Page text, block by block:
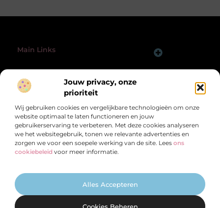
Jouw privacy, onze
prioriteit
Wij gebruiken cookies en vergelijkbare technologieën om onze
website optimaal te laten functioneren en jouw
gebruikerservaring te verbeteren. Met deze cookies analyseren
we het websitegebruik, tonen we relevante advertenties en
zorgen we voor een soepele werking van de site. Lees ons
cookiebeleid voor meer informatie.
Alles Accepteren
Cookies Beheren
Main Links
@2025 All Right Reserved.
Design by
www.pcbrehoboth.nl.
Een schat aan kennis en inspiratie, speciaal